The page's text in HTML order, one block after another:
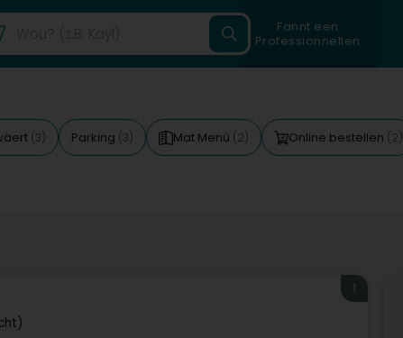
Fannt een
Professionnellen
(3) Parking (3) Mat Menü (2) Online bestellen (2)
1